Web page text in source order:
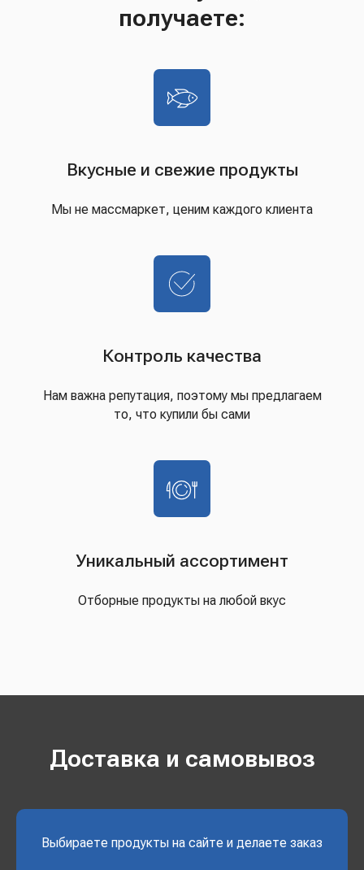
получаете:
Вкусные и свежие продукты
Мы не массмаркет, ценим каждого клиента
Контроль качества
Нам важна репутация, поэтому мы предлагаем
то, что купили бы сами
Уникальный ассортимент
Отборные продукты на любой вкус
Доставка и самовывоз
Выбираете продукты на сайте и делаете заказ